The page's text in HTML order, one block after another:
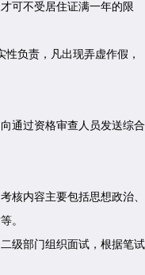
可不受居住证满一年的限
负责，凡出现弄虚作假，
过资格审查人员发送综合
内容主要包括思想政治、
。
级部门组织面试，根据笔试